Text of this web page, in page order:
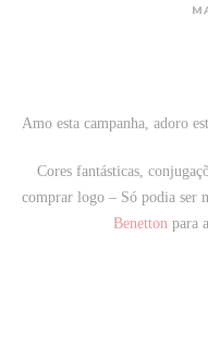
Amo esta campanha, adoro
Cores fantásticas,
comprar logo – Só podia ser
Benettonpara